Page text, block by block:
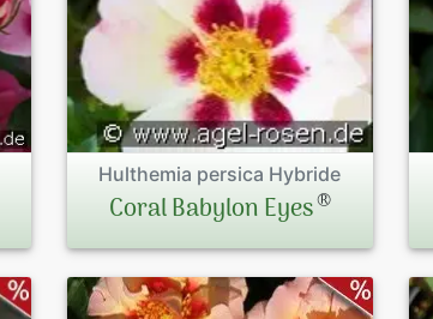
Hulthemia persica Hybride
Coral Babylon Eyes®